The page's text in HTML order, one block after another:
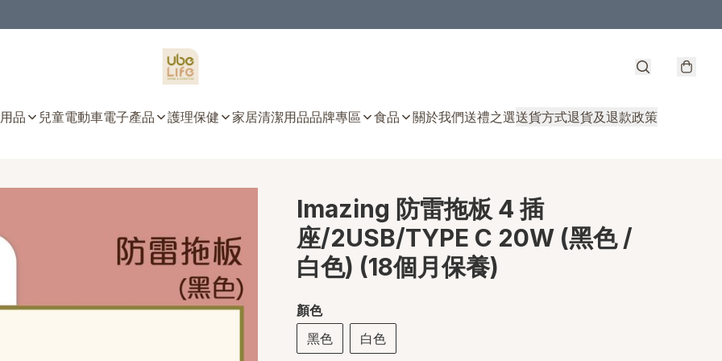
品 兒童電動車電子產品 護理保健 家居清潔用品品牌專區 食品 關於我們送禮之選送貨方式退貨及退款政策
Imazing 防雷拖板 4 插
座/2USB/TYPE C 20W (黑色 /
白色) (18個月保養)
顏色
黑色
白色